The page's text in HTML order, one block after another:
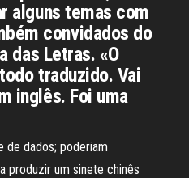
alguns temas com
convidados do
das Letras. «O
traduzido. Vai
inglês. Foi uma
de dados; poderiam
produzir um sinete chinês